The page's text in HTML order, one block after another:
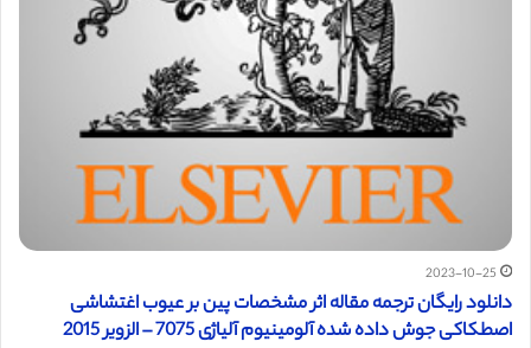
2023-10-25
دانلود رایگان ترجمه مقاله اثر مشخصات پین بر عیوب اغتشاشی
اصطکاکی جوش داده شده آلومینیوم آلیاژی 7075 – الزویر 2015